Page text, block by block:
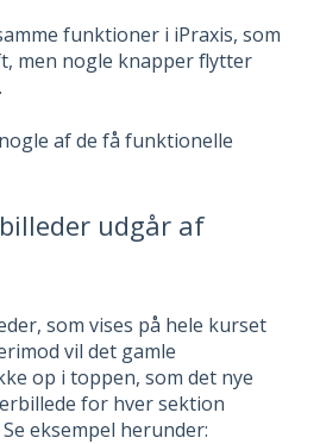
funktioner i iPraxis, som
men nogle knapper flytter
af de få funktionelle
udgår af
som vises på hele kurset
vil det gamle
op i toppen, som det nye
for hver sektion
eksempel herunder: